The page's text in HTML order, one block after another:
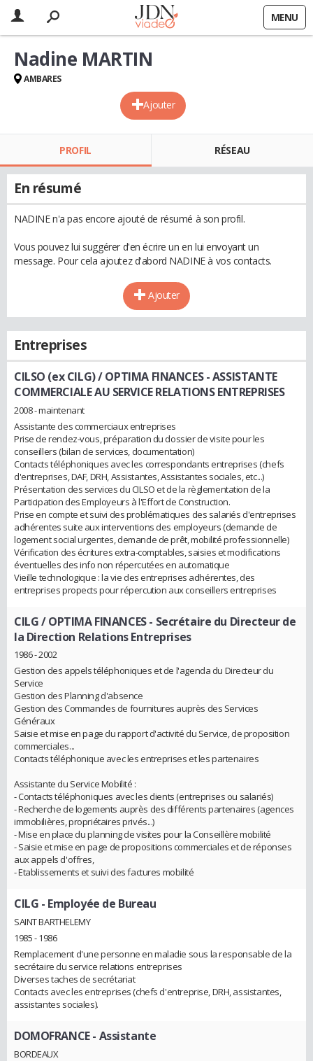
MENU
Ajouter
Nadine MARTIN
AMBARES
PROFIL RÉSEAU
En résumé
NADINE n'a pas encore ajouté de résumé à son profil.
Vous pouvez lui suggérer d'en écrire un en lui envoyant un
message. Pour cela ajoutez d'abord NADINE à vos contacts.
Ajouter
Entreprises
CILSO (ex CILG) / OPTIMA FINANCES- ASSISTANTE
COMMERCIALE AU SERVICE RELATIONS ENTREPRISES
2008 - maintenant
Assistante des commerciaux entreprises
Prise de rendez-vous, préparation du dossier de visite pour les
conseillers (bilan de services, documentation)
Contacts téléphoniques avec les correspondants entreprises (chefs
d'entreprises, DAF, DRH, Assistantes, Assistantes sociales, etc...)
Présentation des services du CILSO et de la règlementation de la
Participation des Employeurs à l'Effort de Construction.
Prise en compte et suivi des problématiques des salariés d'entreprises
adhérentes suite aux interventions des employeurs (demande de
logement social urgentes, demande de prêt, mobilité professionnelle)
Vérification des écritures extra-comptables, saisies et modifications
éventuelles des info non répercutées en automatique
Vieille technologique : la vie des entreprises adhérentes, des
entreprises propects pour répercution aux conseillers entreprises
CILG / OPTIMA FINANCES- Secrétaire du Directeur de
la Direction Relations Entreprises
1986 - 2002
Gestion des appels téléphoniques et de l'agenda du Directeur du
Service
Gestion des Planning d'absence
Gestion des Commandes de fournitures auprès des Services
Généraux
Saisie et mise en page du rapport d'activité du Service, de proposition
commerciales...
Contacts téléphonique avec les entreprises et les partenaires
Assistante du Service Mobilité :
- Contacts téléphoniques avec les clients (entreprises ou salariés)
- Recherche de logements auprès des différents partenaires (agences
immobilières, propriétaires privés...)
- Mise en place du planning de visites pour la Conseillère mobilité
- Saisie et mise en page de propositions commerciales et de réponses
aux appels d'offres,
- Etablissements et suivi des factures mobilité
CILG - Employée de Bureau
SAINT BARTHELEMY
1985 - 1986
Remplacement d'une personne en maladie sous la responsable de la
secrétaire du service relations entreprises
Diverses taches de secrétariat
Contacts avec les entreprises (chefs d'entreprise, DRH, assistantes,
assistantes sociales).
DOMOFRANCE- Assistante
BORDEAUX